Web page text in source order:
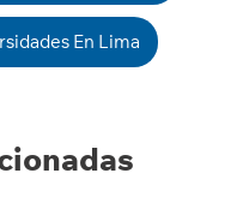
En Lima